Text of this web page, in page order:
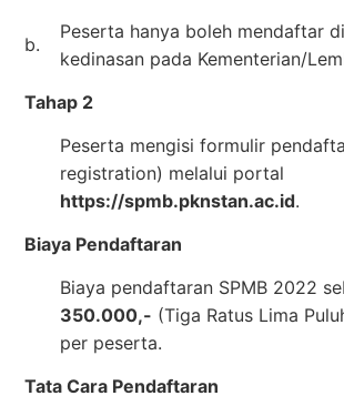
b.
Peserta hanya boleh mendaftar
kedinasan pada Kementerian/
Tahap 2
Peserta mengisi formulir
registration) melalui portal
https://spmb.pknstan.ac.id.
Biaya Pendaftaran
Biaya pendaftaran SPMB 2022
350.000,- (Tiga Ratus Lima
per peserta.
Tata Cara Pendaftaran